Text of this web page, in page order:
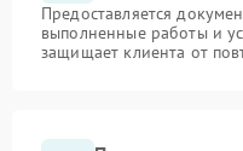
Предоставляется
выполненные работы и
защищает клиента от